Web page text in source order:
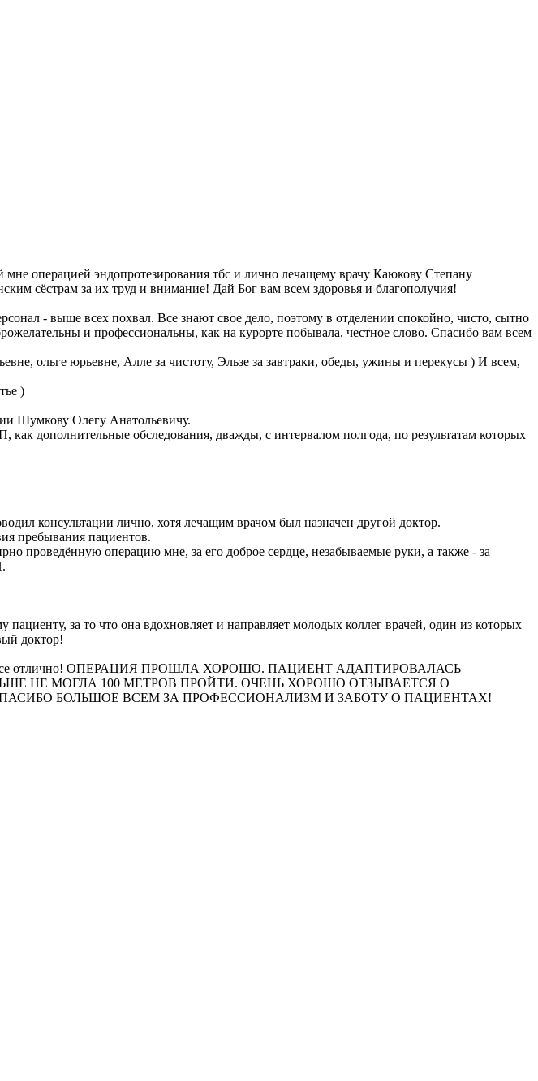
операцией эндопротезирования тбс и лично лечащему врачу Каюкову Степану
сëстрам за их труд и внимание! Дай Бог вам всем здоровья и благополучия!
- выше всех похвал. Все знают свое дело, поэтому в отделении спокойно, чисто, сытно
и профессиональны, как на курорте побывала, честное слово. Спасибо вам всем
ольге юрьевне, Алле за чистоту, Эльзе за завтраки, обеды, ужины и перекусы ) И всем,
)
Шумкову Олегу Анатольевичу.
дополнительные обследования, дважды, с интервалом полгода, по результатам которых
консультации лично, хотя лечащим врачом был назначен другой доктор.
пребывания пациентов.
проведённую операцию мне, за его доброе сердце, незабываемые руки, а также - за
за то что она вдохновляет и направляет молодых коллег врачей, один из которых
доктор!
80+. Все отлично! ОПЕРАЦИЯ ПРОШЛА ХОРОШО. ПАЦИЕНТ АДАПТИРОВАЛАСЬ
НЕ МОГЛА 100 МЕТРОВ ПРОЙТИ. ОЧЕНЬ ХОРОШО ОТЗЫВАЕТСЯ О
БОЛЬШОЕ ВСЕМ ЗА ПРОФЕССИОНАЛИЗМ И ЗАБОТУ О ПАЦИЕНТАХ!